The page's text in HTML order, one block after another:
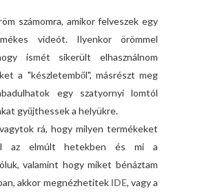
számomra, amikor felveszek egy
videót. Ilyenkor örömmel
ismét sikerült elhasználnom
a "készletemből", másrészt meg
egy szatyornyi lomtól
gyűjthessek a helyükre.
rá, hogy milyen termékeket
az elmúlt hetekben és mi a
valamint hogy miket bénáztam
akkor megnézhetitek IDE, vagy a